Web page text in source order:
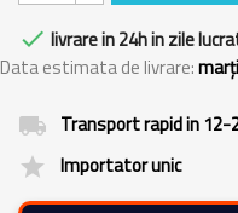
 livrare in 24h in zile
Data estimata de livrare:
local_shipping Transport rapid in 12-
grade Importator unic